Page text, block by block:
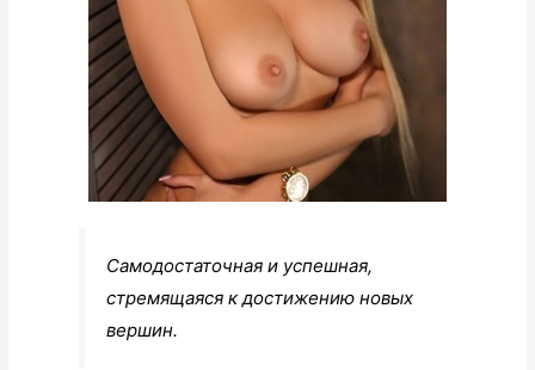
Самодостаточная и успешная,
стремящаяся к достижению новых
вершин.